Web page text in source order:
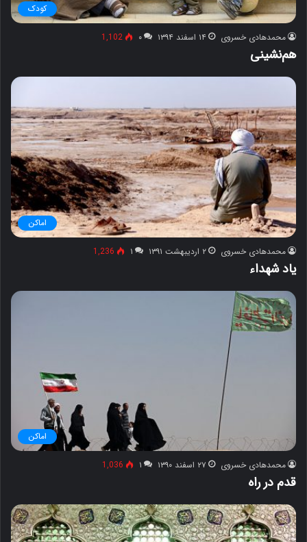
کودک
محمدهادی خسروی ۱۴ اسفند ۱۳۹۴ ۰ 1,102
هم‌نشینی
اماکن
محمدهادی خسروی ۲ اردیبهشت ۱۳۹۱ ۱ 1,236
یاد شهداء
اماکن
محمدهادی خسروی ۲۷ اسفند ۱۳۹۰ ۱ 1,036
قدم در راه